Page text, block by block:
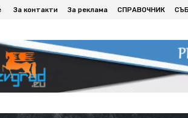
За контакти За реклама СПРАВОЧНИК